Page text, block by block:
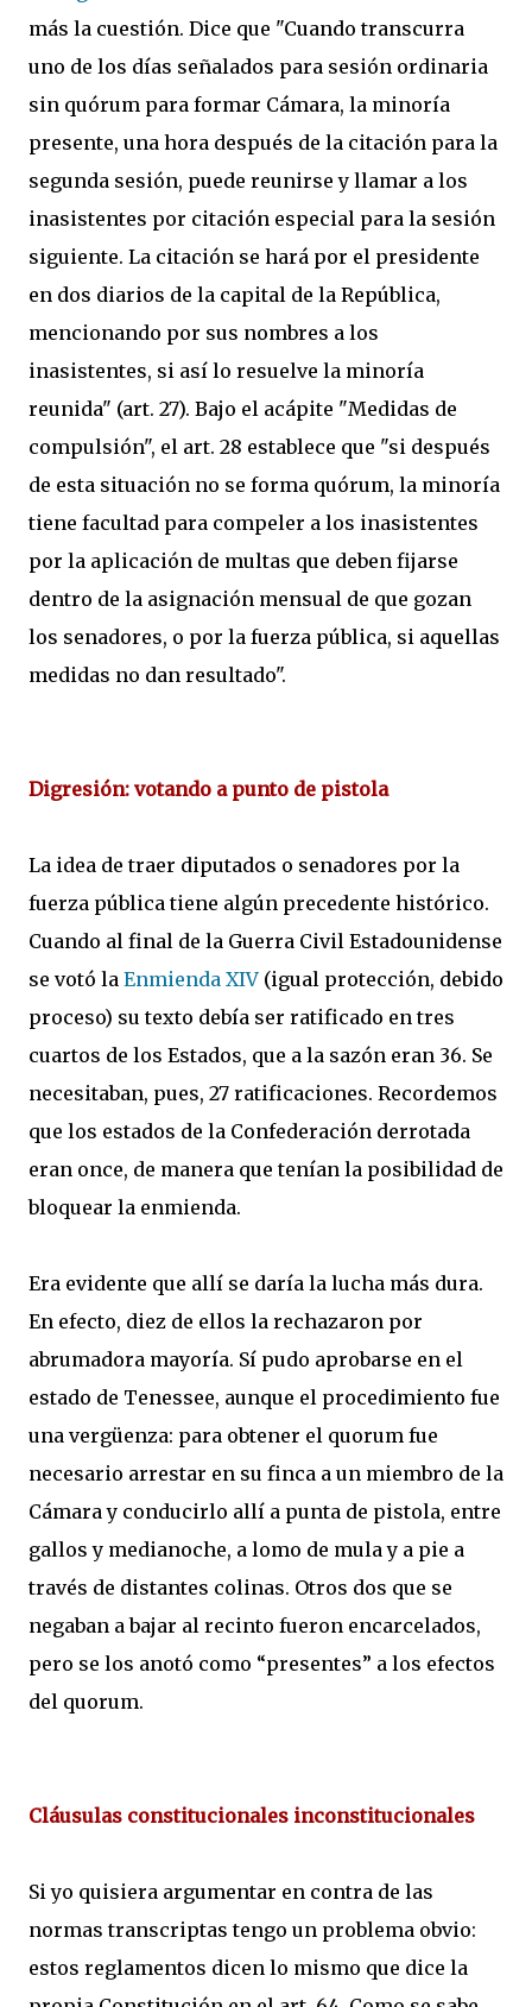
más la cuestión. Dice que "Cuando transcurra
uno de los días señalados para sesión ordinaria
sin quórum para formar Cámara, la minoría
presente, una hora después de la citación para la
segunda sesión, puede reunirse y llamar a los
inasistentes por citación especial para la sesión
siguiente. La citación se hará por el presidente
en dos diarios de la capital de la República,
mencionando por sus nombres a los
inasistentes, si así lo resuelve la minoría
reunida" (art. 27). Bajo el acápite "Medidas de
compulsión", el art. 28 establece que "si después
de esta situación no se forma quórum, la minoría
tiene facultad para compeler a los inasistentes
por la aplicación de multas que deben fijarse
dentro de la asignación mensual de que gozan
los senadores, o por la fuerza pública, si aquellas
medidas no dan resultado".
Digresión: votando a punto de pistola
La idea de traer diputados o senadores por la
fuerza pública tiene algún precedente histórico.
Cuando al final de la Guerra Civil Estadounidense
se votó la Enmienda XIV (igual protección, debido
proceso) su texto debía ser ratificado en tres
cuartos de los Estados, que a la sazón eran 36. Se
necesitaban, pues, 27 ratificaciones. Recordemos
que los estados de la Confederación derrotada
eran once, de manera que tenían la posibilidad de
bloquear la enmienda.
Era evidente que allí se daría la lucha más dura.
En efecto, diez de ellos la rechazaron por
abrumadora mayoría. Sí pudo aprobarse en el
estado de Tenessee, aunque el procedimiento fue
una vergüenza: para obtener el quorum fue
necesario arrestar en su finca a un miembro de la
Cámara y conducirlo allí a punta de pistola, entre
gallos y medianoche, a lomo de mula y a pie a
través de distantes colinas. Otros dos que se
negaban a bajar al recinto fueron encarcelados,
pero se los anotó como “presentes” a los efectos
del quorum.
Cláusulas constitucionales inconstitucionales
Si yo quisiera argumentar en contra de las
normas transcriptas tengo un problema obvio:
estos reglamentos dicen lo mismo que dice la